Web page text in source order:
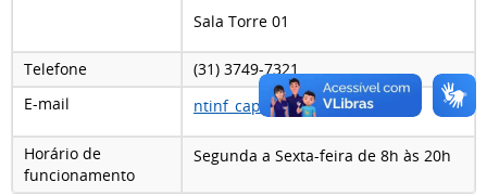
Sala Torre 01
Telefone
(31) 3749-7321
E-mail
ntinf_cap@ufsj.edu.br
Horário de
funcionamento
Segunda a Sexta-feira de 8h às 20h